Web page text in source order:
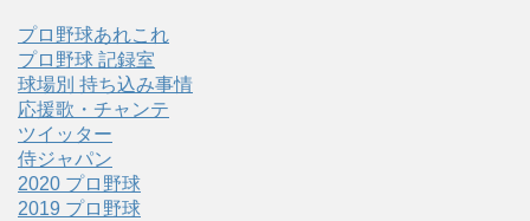
プロ野球あれこれ
プロ野球 記録室
球場別 持ち込み事情
応援歌・チャンテ
ツイッター
侍ジャパン
2020 プロ野球
2019 プロ野球